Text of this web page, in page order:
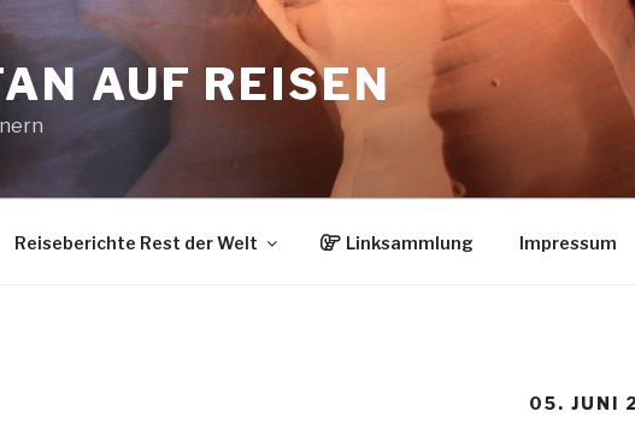
AUF REISEN
Reiseberichte Rest der Welt Linksammlung Impressum
05. JUNI